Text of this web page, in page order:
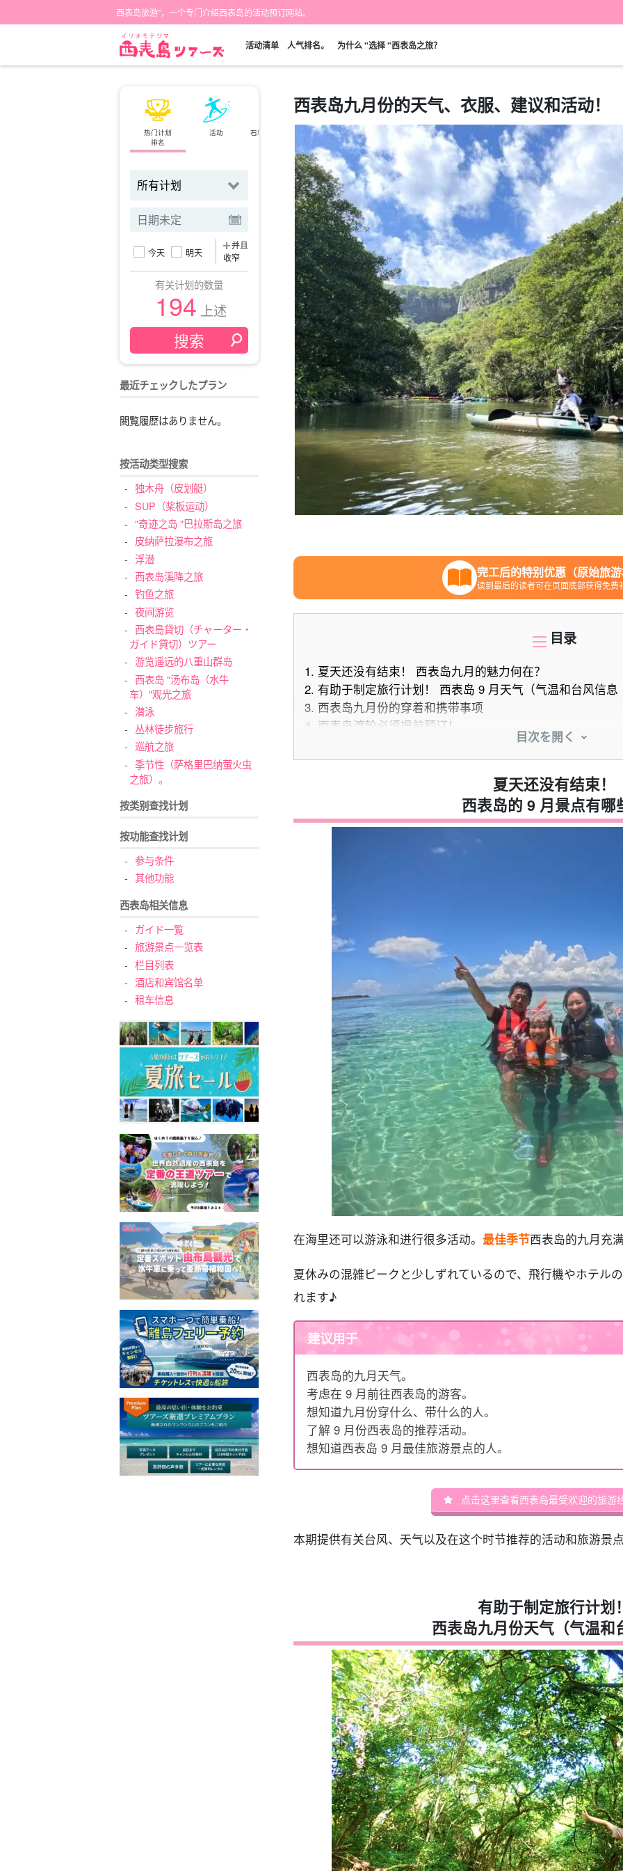
西表岛旅游"，一个专门介绍西表岛的活动预订网站。
活动清单 人气排名。 为什么 "选择 "西表岛之旅？
热门计划
排名
活动
石垣岛⇄西表岛
可当天预订
规划
超值折扣
保险费
选定计划
西表岛 "瀑布"。
观光
巴拉斯岛之旅
今天 明天
并且
收窄
有关计划的数量
194 上述
最近チェックしたプラン
閲覧履歴はありません。
按活动类型搜索
独木舟（皮划艇）
SUP（桨板运动）
"奇迹之岛 "巴拉斯岛之旅
皮纳萨拉瀑布之旅
浮潜
西表岛溪降之旅
钓鱼之旅
夜间游览
西表島貸切（チャーター・
ガイド貸切）ツアー
游览遥远的八重山群岛
西表岛 "汤布岛（水牛
车）"观光之旅
潜泳
丛林徒步旅行
巡航之旅
季节性（萨格里巴纳萤火虫
之旅）。
按类别查找计划
按功能查找计划
参与条件
其他功能
西表岛相关信息
ガイド一覧
旅游景点一览表
栏目列表
酒店和宾馆名单
租车信息
西表岛九月份的天气、衣服、建议和活动！
完工后的特别优惠（原始旅
读到最后的读者可在页面底部获得免费
目录
1. 夏天还没有结束！ 西表岛九月的魅力何在？
2. 有助于制定旅行计划！ 西表岛 9 月天气（气温和台风信息
3. 西表岛九月份的穿着和携带事项
4. 西表岛渡轮必须提前预订！
以优惠价格游览西表岛 含往返船票
5.玩转海滩和瀑布！ 西表岛九月推荐活动
5.3.峡谷漂流
6.2.
6.3.
6.4.巴拉斯岛
奥米舍河
伊达海滩
6.7.马鲁马海滩
6.8.鹈之崎公园
6.9.图杜马里海滩
西表島 9月に関する よくある質問（FAQ）
摘要
目次を開く
夏天还没有结束！
西表岛的 9 月景点有哪
在海里还可以游泳和进行很多活动。 最佳季节西表岛的九月充
夏休みの混雑ピークと少しずれているので、飛行機やホテル
れます♪
建议用于
西表岛的九月天气。
考虑在 9 月前往西表岛的游客。
想知道九月份穿什么、带什么的人。
了解 9 月份西表岛的推荐活动。
想知道西表岛 9 月最佳旅游景点的人。
点击这里查看西表岛最受欢迎的旅游
本期提供有关台风、天气以及在这个时节推荐的活动和旅游景
有助于制定旅行计划
西表岛九月份天气（气温和